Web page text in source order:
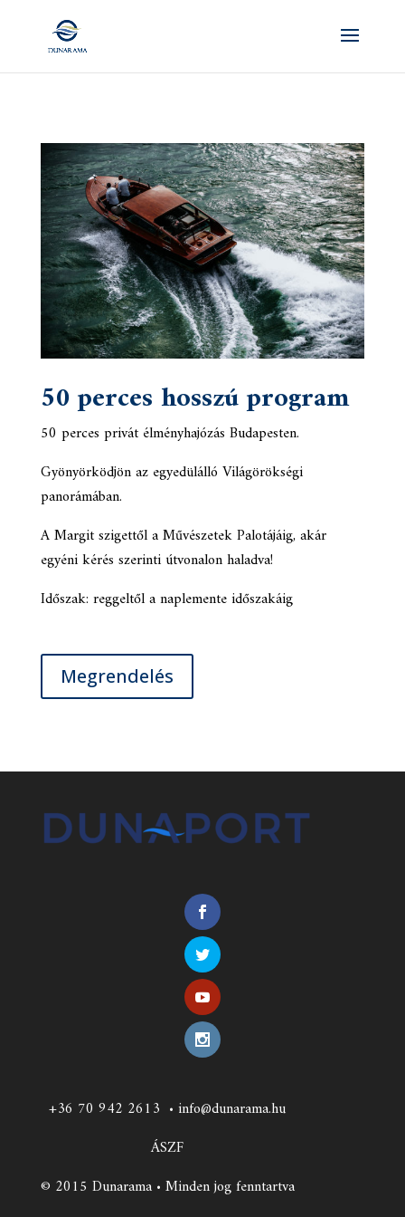
50 perces hosszú program
50 perces privát élményhajózás Budapesten.
Gyönyörködjön az egyedülálló Világörökségi
panorámában.
A Margit szigettől a Művészetek Palotájáig, akár
egyéni kérés szerinti útvonalon haladva!
Időszak: reggeltől a naplemente időszakáig
Megrendelés
+36 70 942 2613 •info@dunarama.hu
ÁSZF
© 2015 Dunarama • Minden jog fenntartva